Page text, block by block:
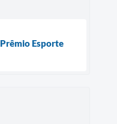
Esporte